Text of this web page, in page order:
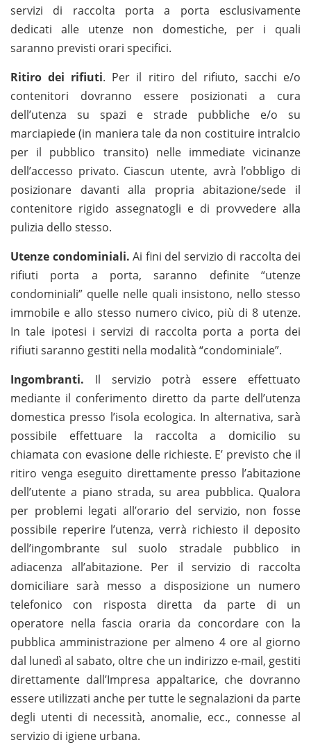
servizi di raccolta porta a porta esclusivamente
dedicati alle utenze non domestiche, per i quali
saranno previsti orari specifici.
Ritiro dei rifiuti. Per il ritiro del rifiuto, sacchi e/o
contenitori dovranno essere posizionati a cura
dell’utenza su spazi e strade pubbliche e/o su
marciapiede (in maniera tale da non costituire intralcio
per il pubblico transito) nelle immediate vicinanze
dell’accesso privato. Ciascun utente, avrà l’obbligo di
posizionare davanti alla propria abitazione/sede il
contenitore rigido assegnatogli e di provvedere alla
pulizia dello stesso.
Utenze condominiali. Ai fini del servizio di raccolta dei
rifiuti porta a porta, saranno definite “utenze
condominiali” quelle nelle quali insistono, nello stesso
immobile e allo stesso numero civico, più di 8 utenze.
In tale ipotesi i servizi di raccolta porta a porta dei
rifiuti saranno gestiti nella modalità “condominiale”.
Ingombranti. Il servizio potrà essere effettuato
mediante il conferimento diretto da parte dell’utenza
domestica presso l’isola ecologica. In alternativa, sarà
possibile effettuare la raccolta a domicilio su
chiamata con evasione delle richieste. E’ previsto che il
ritiro venga eseguito direttamente presso l’abitazione
dell’utente a piano strada, su area pubblica. Qualora
per problemi legati all’orario del servizio, non fosse
possibile reperire l’utenza, verrà richiesto il deposito
dell’ingombrante sul suolo stradale pubblico in
adiacenza all’abitazione. Per il servizio di raccolta
domiciliare sarà messo a disposizione un numero
telefonico con risposta diretta da parte di un
operatore nella fascia oraria da concordare con la
pubblica amministrazione per almeno 4 ore al giorno
dal lunedì al sabato, oltre che un indirizzo e-mail, gestiti
direttamente dall’Impresa appaltarice, che dovranno
essere utilizzati anche per tutte le segnalazioni da parte
degli utenti di necessità, anomalie, ecc., connesse al
servizio di igiene urbana.